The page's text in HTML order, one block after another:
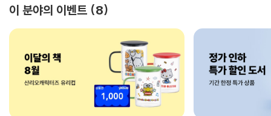
이 분야의 이벤트 8